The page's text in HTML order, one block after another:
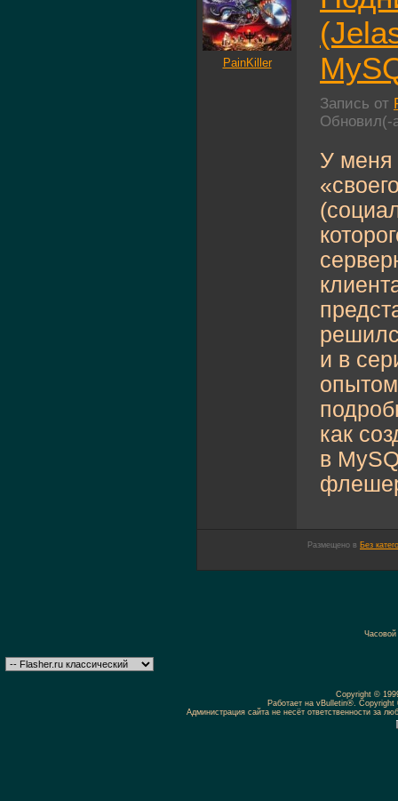
PainKiller
Запись от
У меня
и в
как
в
Размещено в Без
Copyright ©
Работает на vBulletin®.
Администрация сайта не несёт ответственности за